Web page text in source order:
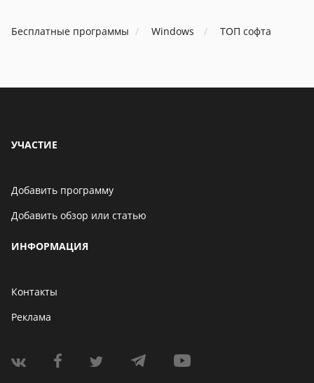
Бесплатные программы Windows ТОП софта
УЧАСТИЕ
Добавить программу
Добавить обзор или статью
ИНФОРМАЦИЯ
Контакты
Реклама